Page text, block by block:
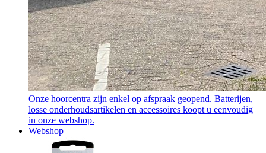
Onze hoorcentra zijn enkel op afspraak geopend. Batterijen,
losse onderhoudsartikelen en accessoires koopt u eenvoudig
in onze webshop.
Webshop